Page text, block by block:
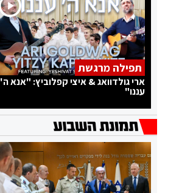
תפילה מרגשת
ארי גולדוואג & איצי קפלוביץ: "אנא ה'
עננו"